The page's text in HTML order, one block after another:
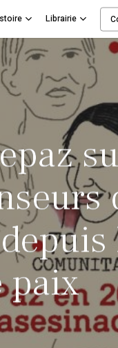
Librairie
paix